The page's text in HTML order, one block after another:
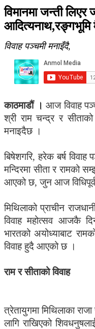
विमानमा जन्ती
आदित्यनाथ,रङ्गभूमि
विवाह पञ्चमी मनाइँदै,
काठमाडौं । आज विवाह
श्री राम चन्द्र र सीताको
मनाइदैछ ।
बिषेशगरि, हरेक बर्ष
मन्दिरमा सीता र रामको
आएको छ, जुन आज
मिथिलाको प्राचीन
विवाह महोत्सव आजकै
भारतको अयोध्याबाट
विवाह हुदै आएको छ ।
राम र सीताको विवाह
त्रेतायुगमा मिथिलाका
लागि राखिएको